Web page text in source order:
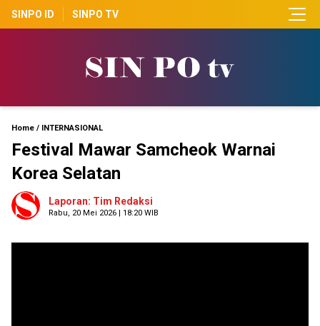
SINPO ID SINPO TV
Home / INTERNASIONAL
Festival Mawar Samcheok Warnai
Korea Selatan
Laporan: Tim Redaksi
Rabu, 20 Mei 2026 | 18:20 WIB